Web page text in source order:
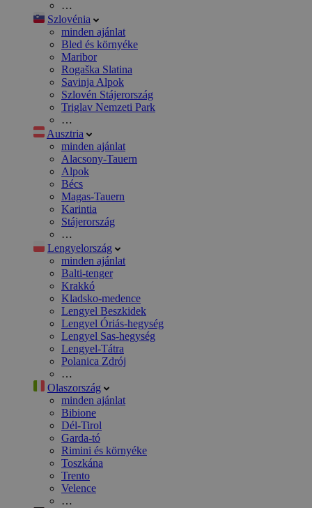
…
Szlovénia
minden ajánlat
Bled és környéke
Maribor
Rogaška Slatina
Savinja Alpok
Szlovén Stájerország
Triglav Nemzeti Park
…
Ausztria
minden ajánlat
Alacsony-Tauern
Alpok
Bécs
Magas-Tauern
Karintia
Stájerország
…
Lengyelország
minden ajánlat
Balti-tenger
Krakkó
Kladsko-medence
Lengyel Beszkidek
Lengyel Óriás-hegység
Lengyel Sas-hegység
Lengyel-Tátra
Polanica Zdrój
…
Olaszország
minden ajánlat
Bibione
Dél-Tirol
Garda-tó
Rimini és környéke
Toszkána
Trento
Velence
…